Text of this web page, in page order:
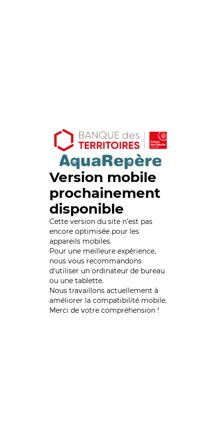
Version mobile
prochainement
disponible
Cette version du site n’est pas
encore optimisée pour les
appareils mobiles.
Pour une meilleure expérience,
nous vous recommandons
d'utiliser un ordinateur de bureau
ou une tablette.
Nous travaillons actuellement à
améliorer la compatibilité mobile.
Merci de votre compréhension !